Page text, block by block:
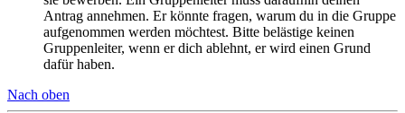
Antrag annehmen. Er könnte fragen, warum du in die Gruppe
aufgenommen werden möchtest. Bitte belästige keinen
Gruppenleiter, wenn er dich ablehnt, er wird einen Grund
dafür haben.
Nach oben